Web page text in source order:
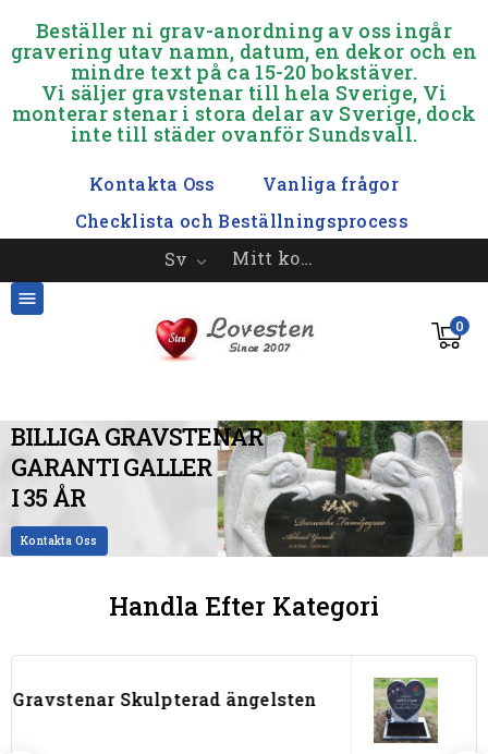
Beställer ni grav-anordning av oss ingår
gravering utav namn, datum, en dekor och en
mindre text på ca 15-20 bokstäver.
Vi säljer gravstenar till hela Sverige, Vi
monterar stenar i stora delar av Sverige, dock
inte till städer ovanför Sundsvall.
Kontakta Oss
Vanliga frågor
Checklista och Beställningsprocess
Mitt konto
Sv 
0

BILLIGA GRAVSTENAR
GARANTI GALLER
I 35 ÅR
Kontakta Oss
Handla Efter Kategori
Gravstenar Hjärta